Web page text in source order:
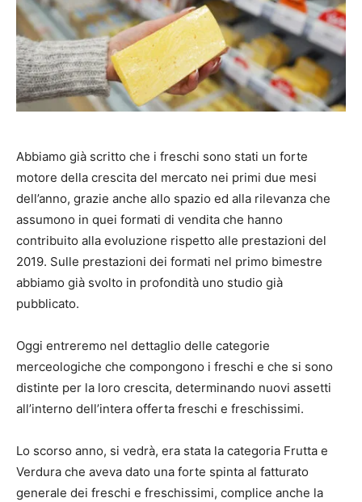
Abbiamo già scritto che i freschi sono stati un forte
motore della crescita del mercato nei primi due mesi
dell’anno, grazie anche allo spazio ed alla rilevanza che
assumono in quei formati di vendita che hanno
contribuito alla evoluzione rispetto alle prestazioni del
2019. Sulle prestazioni dei formati nel primo bimestre
abbiamo già svolto in profondità uno studio già
pubblicato.
Oggi entreremo nel dettaglio delle categorie
merceologiche che compongono i freschi e che si sono
distinte per la loro crescita, determinando nuovi assetti
all’interno dell’intera offerta freschi e freschissimi.
Lo scorso anno, si vedrà, era stata la categoria Frutta e
Verdura che aveva dato una forte spinta al fatturato
generale dei freschi e freschissimi, complice anche la